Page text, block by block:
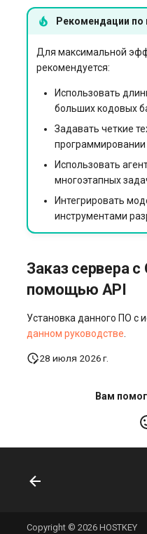
Рекомендации по
Для максимальной
рекомендуется:
Использовать
больших кодовых
Задавать четкие
программировании
Использовать
многоэтапных
Интегрировать
инструментами
Заказ сервера с
помощью API
Установка данного ПО с
данном руководстве
28 июля 2026 г.
Вам
Copyright © 2026 HOSTKEY